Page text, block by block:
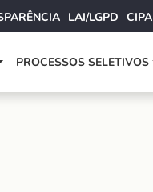
LAI/LGPD CIPA
PROCESSOS SELETIVOS